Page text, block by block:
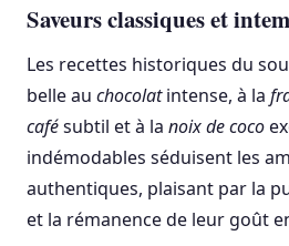
Saveurs classiques et
Les recettes historiques du
belle au chocolatintense, à la
cafésubtil et à la noix de coco
indémodables séduisent les
authentiques, plaisant par la
et la rémanence de leur goût